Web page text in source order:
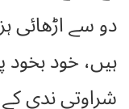
دو سے اڑھائی
ہیں، خود بخود
شراوتی ندی